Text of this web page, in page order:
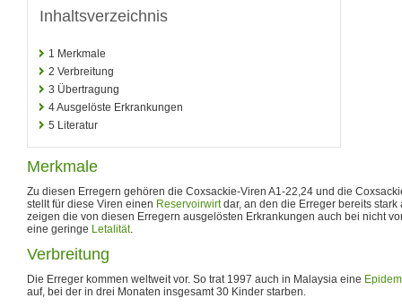
Inhaltsverzeichnis
1 Merkmale
2 Verbreitung
3 Übertragung
4Ausgelöste Erkrankungen
5 Literatur
Merkmale
Zu diesen Erregern gehören die Coxsackie-Viren A1-22,24 und die
stellt für diese Viren einen Reservoirwirtdar, an den die Erreger bereits
zeigen die von diesen Erregern ausgelösten Erkrankungen auch bei nicht
eine geringe Letalität.
Verbreitung
Die Erreger kommen weltweit vor. So trat 1997 auch in Malaysia eine
auf, bei der in drei Monaten insgesamt 30 Kinder starben.